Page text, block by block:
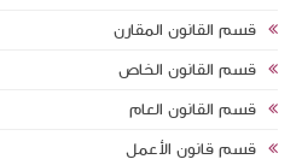
قسم القانون المقارن
قسم القانون الخاص
قسم القانون العام
قسم قانون الأعمل